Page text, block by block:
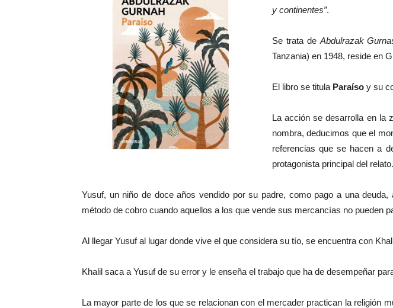
y continentes”.
Se trata de Abdulrazak
Tanzania) en 1948, reside en
El libro se titula Paraíso y su
La acción se desarrolla en la
nombra, deducimos que el
referencias que se hacen a
protagonista principal del relato.
Yusuf, un niño de doce años vendido por su padre, como pago a una
método de cobro cuando aquellos a los que vende sus mercancías no pueden
Al llegar Yusuf al lugar donde vive el que considera su tío, se encuentra con
Khalil saca a Yusuf de su error y le enseña el trabajo que ha de desempeñar
La mayor parte de los que se relacionan con el mercader practican la religión